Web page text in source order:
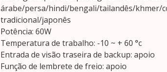
árabe/persa/hindi/bengali/tailandês/khmer/
tradicional/japonês
Potência: 60W
Temperatura de trabalho: -10 ~ + 60 °c
Entrada de visão traseira de backup: apoio
Função de lembrete de freio: apoio